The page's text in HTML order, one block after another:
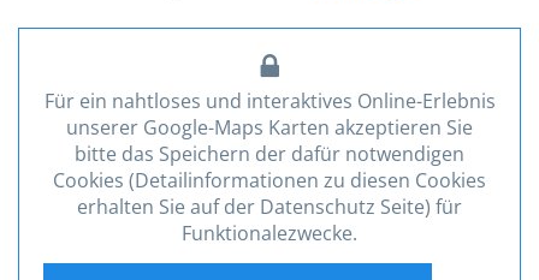
Für ein nahtloses und interaktives Online-Erlebnis
unserer Google-Maps Karten akzeptieren Sie
bitte das Speichern der dafür notwendigen
Cookies (Detailinformationen zu diesen Cookies
erhalten Sie auf der Datenschutz Seite) für
Funktionalezwecke.